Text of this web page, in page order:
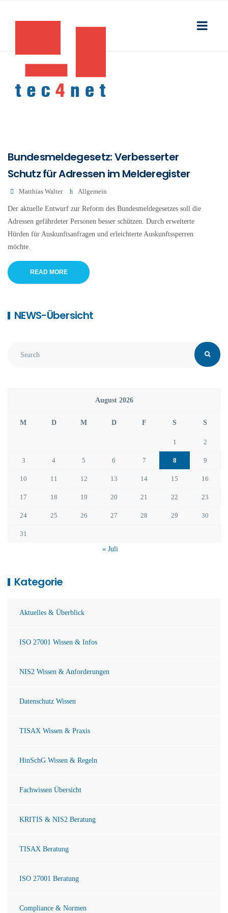
Bundesmeldegesetz: Verbesserter
Schutz für Adressen im Melderegister
Matthias Walter Allgemein
Der aktuelle Entwurf zur Reform des Bundesmeldegesetzes soll die
Adressen gefährdeter Personen besser schützen. Durch erweiterte
Hürden für Auskunftsanfragen und erleichterte Auskunftssperren
möchte.
READ MORE
NEWS-Übersicht
August 2026
M D M D F S S
1 2
3 4 5 6 7 8 9
10 11 12 13 14 15 16
17 18 19 20 21 22 23
24 25 26 27 28 29 30
31
« Juli
Kategorie
Aktuelles & Überblick
ISO 27001 Wissen & Infos
NIS2 Wissen & Anforderungen
Datenschutz Wissen
TISAX Wissen & Praxis
HinSchG Wissen & Regeln
Fachwissen Übersicht
KRITIS & NIS2 Beratung
TISAX Beratung
ISO 27001 Beratung
Compliance & Normen